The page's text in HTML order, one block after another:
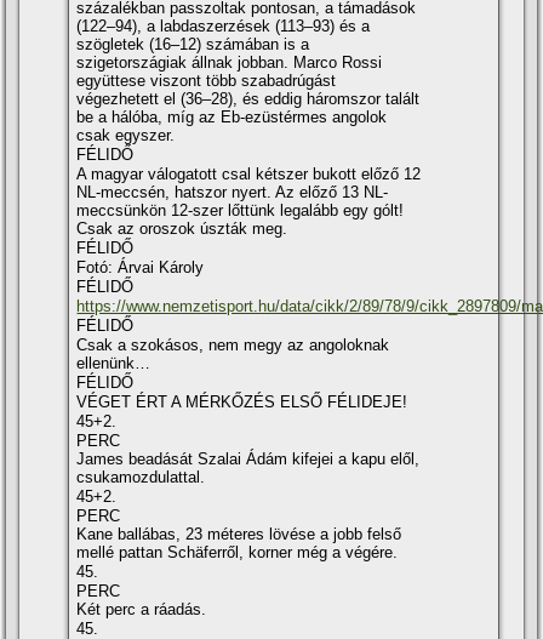
százalékban passzoltak pontosan, a támadások
(122–94), a labdaszerzések (113–93) és a
szögletek (16–12) számában is a
szigetországiak állnak jobban. Marco Rossi
együttese viszont több szabadrúgást
végezhetett el (36–28), és eddig háromszor talált
be a hálóba, míg az Eb-ezüstérmes angolok
csak egyszer.
FÉLIDŐ
A magyar válogatott csal kétszer bukott előző 12
NL-meccsén, hatszor nyert. Az előző 13 NL-
meccsünkön 12-szer lőttünk legalább egy gólt!
Csak az oroszok úszták meg.
FÉLIDŐ
Fotó: Árvai Károly
FÉLIDŐ
https://www.nemzetisport.hu/data/cikk/2/89/78/9/cikk_2897809/
FÉLIDŐ
Csak a szokásos, nem megy az angoloknak
ellenünk…
FÉLIDŐ
VÉGET ÉRT A MÉRKŐZÉS ELSŐ FÉLIDEJE!
45+2.
PERC
James beadását Szalai Ádám kifejei a kapu elől,
csukamozdulattal.
45+2.
PERC
Kane ballábas, 23 méteres lövése a jobb felső
mellé pattan Schäferről, korner még a végére.
45.
PERC
Két perc a ráadás.
45.